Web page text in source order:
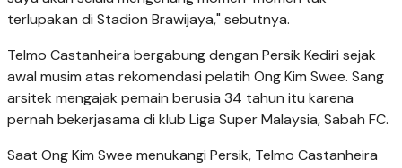
terlupakan di Stadion Brawijaya," sebutnya.
Telmo Castanheira bergabung dengan Persik Kediri sejak
awal musim atas rekomendasi pelatih Ong Kim Swee. Sang
arsitek mengajak pemain berusia 34 tahun itu karena
pernah bekerjasama di klub Liga Super Malaysia, Sabah FC.
Saat Ong Kim Swee menukangi Persik, Telmo Castanheira